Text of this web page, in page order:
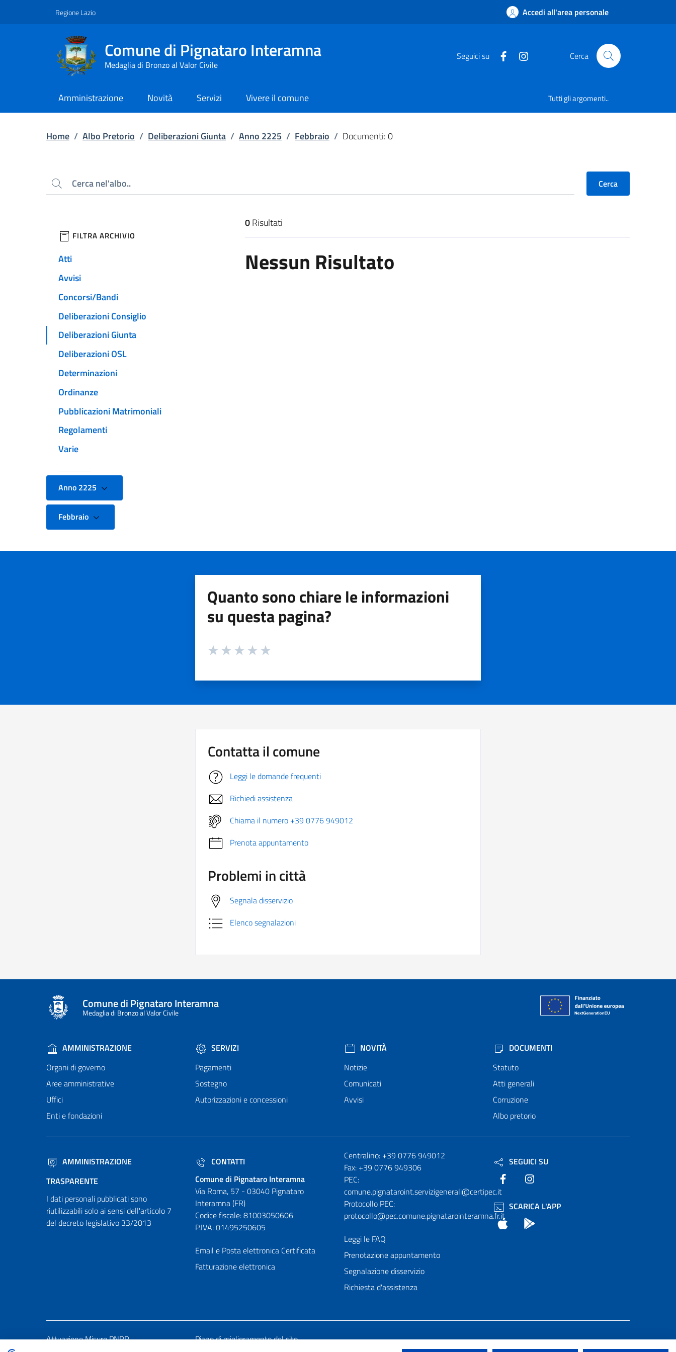
Regione Lazio Accedi all'area personale
Comune di Pignataro Interamna
Medaglia di Bronzo al Valor Civile
Seguici su Cerca
Amministrazione Novità Servizi Vivere il comune Tutti gli argomenti..
Home / Albo Pretorio / Deliberazioni Giunta / Anno 2225 / Febbraio / Documenti: 0
Cerca Cerca
filtri da applicare
FILTRA ARCHIVIO
Atti
Avvisi
Concorsi/Bandi
Deliberazioni Consiglio
Deliberazioni Giunta
Deliberazioni OSL
Determinazioni
Ordinanze
Pubblicazioni Matrimoniali
Regolamenti
Varie
Anno 2225
Febbraio
Risultati di ricerca
0Risultati
Nessun Risultato
Quanto sono chiare le informazioni
su questa pagina?
Valuta da 1 a 5 stelle la pagina
Contatta il comune
Leggi le domande frequenti
Richiedi assistenza
Chiama il numero +39 0776 949012
Prenota appuntamento
Problemi in città
Segnala disservizio
Elenco segnalazioni
Comune di Pignataro Interamna
Medaglia di Bronzo al Valor Civile
AMMINISTRAZIONE
Organi di governo
Aree amministrative
Uffici
Enti e fondazioni
SERVIZI
Pagamenti
Sostegno
Autorizzazioni e concessioni
NOVITÀ
Notizie
Comunicati
Avvisi
DOCUMENTI
Statuto
Atti generali
Corruzione
Albo pretorio
AMMINISTRAZIONE
TRASPARENTE
I dati personali pubblicati sono
riutilizzabili solo ai sensi dell'articolo 7
del decreto legislativo 33/2013
CONTATTI
Comune di Pignataro Interamna
Via Roma, 57 - 03040 Pignataro
Interamna (FR)
Codice fiscale: 81003050606
P.IVA: 01495250605
Email e Posta elettronica Certificata
Fatturazione elettronica
Numeri utili
Centralino: +39 0776 949012
Fax: +39 0776 949306
PEC:
comune.pignataroint.servizigenerali@certipec.it
Protocollo PEC:
protocollo@pec.comune.pignatarointeramna.fr.it
Leggi le FAQ
Prenotazione appuntamento
Segnalazione disservizio
Richiesta d'assistenza
SEGUICI SU
Facebook
SCARICA L'APP
App Store
Attuazione Misure PNRR Piano di miglioramento del sito